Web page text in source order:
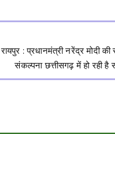
रायपुर : प्रधानमंत्री नरेंद्र मोदी
संकल्पना छत्तीसगढ़ में हो रही है